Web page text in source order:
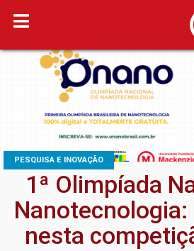
PESQUISA E INOVAÇÃO
1ª Olimpíada
nesta